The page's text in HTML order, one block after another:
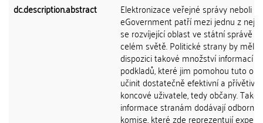
dc.description.abstract
Elektronizace veřejné správy neboli
eGovernment patří mezi jednu z
se rozvíjející oblast ve státní správě
celém světě. Politické strany by měly
dispozici takové množství informací a
podkladů, které jim pomohou tuto
učinit dostatečně efektivní a
koncové uživatele, tedy občany.
informace stranám dodávají odborné
komise, které zde reprezentují